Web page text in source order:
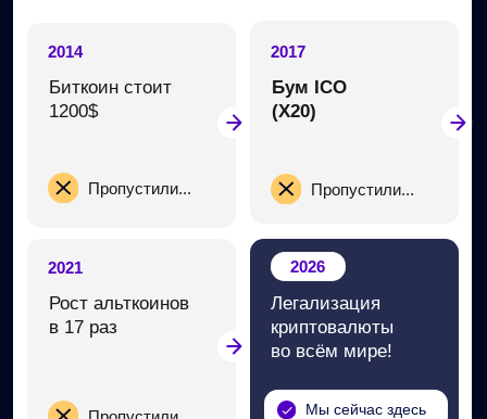
СНОВА ПРОПУСТИТЬ? НЕТ, ИСПОЛЬЗОВАТЬ!
5 надёжных
способов
Для стабильного
дохода, чтобы
зарабатывать,
а не терять
рисков
Покажу, как управлять
рисками в крипте
защитить свои